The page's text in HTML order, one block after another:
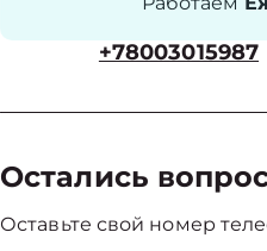
+78003015987
Остались
Оставьте свой номер